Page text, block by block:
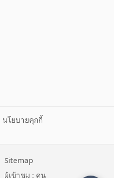
นโยบายคุกกี้
Sitemap
ผู้เข้าชม : คน